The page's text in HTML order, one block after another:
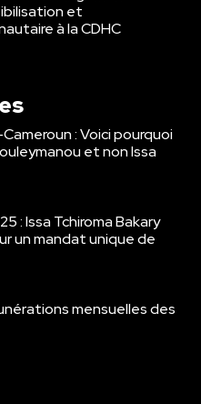
et
à la CDHC
: Voici pourquoi
et non Issa
: Issa Tchiroma Bakary
un mandat unique de
mensuelles des